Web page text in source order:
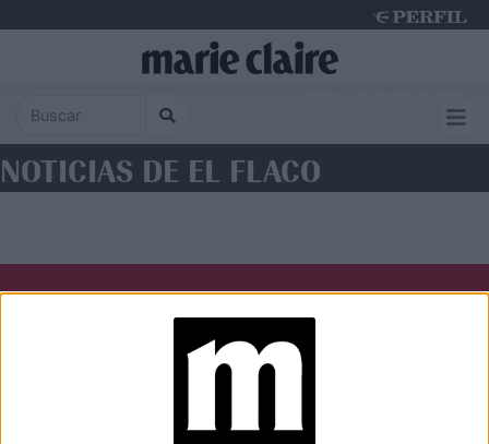
NOTICIAS DE EL FLACO
Caras Noticias